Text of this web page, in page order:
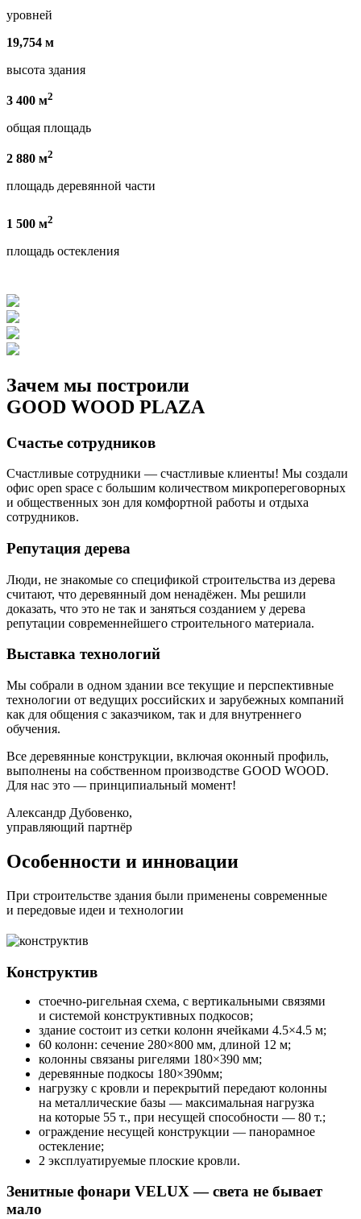
уровней
19,754 м
высота здания
3 400 м2
общая площадь
2 880 м2
площадь деревянной части
1 500 м2
площадь остекления
Зачем мы построили
GOOD WOOD PLAZA
Счастье сотрудников
Счастливые сотрудники — счастливые клиенты! Мы создали
офис open space с большим количеством микропереговорных
и общественных зон для комфортной работы и отдыха
сотрудников.
Репутация дерева
Люди, не знакомые со спецификой строительства из дерева
считают, что деревянный дом ненадёжен. Мы решили
доказать, что это не так и заняться созданием у дерева
репутации современнейшего строительного материала.
Выставка технологий
Мы собрали в одном здании все текущие и перспективные
технологии от ведущих российских и зарубежных компаний
как для общения с заказчиком, так и для внутреннего
обучения.
Все деревянные конструкции, включая оконный профиль,
выполнены на собственном производстве GOOD WOOD.
Для нас это — принципиальный момент!
Александр Дубовенко,
управляющий партнёр
Особенности и инновации
При строительстве здания были применены современные
и передовые идеи и технологии
Конструктив
стоечно-ригельная схема, с вертикальными связями
и системой конструктивных подкосов;
здание состоит из сетки колонн ячейками 4.5×4.5 м;
60 колонн: сечение 280×800 мм, длиной 12 м;
колонны связаны ригелями 180×390 мм;
деревянные подкосы 180×390мм;
нагрузку с кровли и перекрытий передают колонны
на металлические базы — максимальная нагрузка
на которые 55 т., при несущей способности — 80 т.;
ограждение несущей конструкции — панорамное
остекление;
2 эксплуатируемые плоские кровли.
Зенитные фонари VELUX — света не бывает
мало